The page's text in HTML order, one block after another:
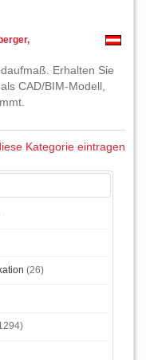
Erhalten Sie
CAD/BIM-Modell,
Kategorie eintragen
(26)